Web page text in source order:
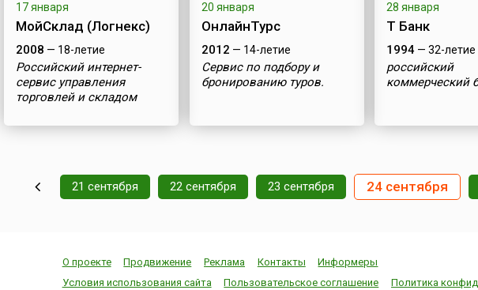
17 января
МойСклад (Логнекс)
2008 — 18-летие
Российский интернет-
сервис управления
торговлей и складом
20 января
ОнлайнТурс
2012 — 14-летие
Сервис по подбору и
бронированию туров.
28 января
Т Банк
1994 — 32-летие
российский
коммерческий
21 сентября 22 сентября 23 сентября 24 сентября
О проекте Продвижение Реклама Контакты
Информеры
Условия использования сайта
Пользовательское соглашение Политика